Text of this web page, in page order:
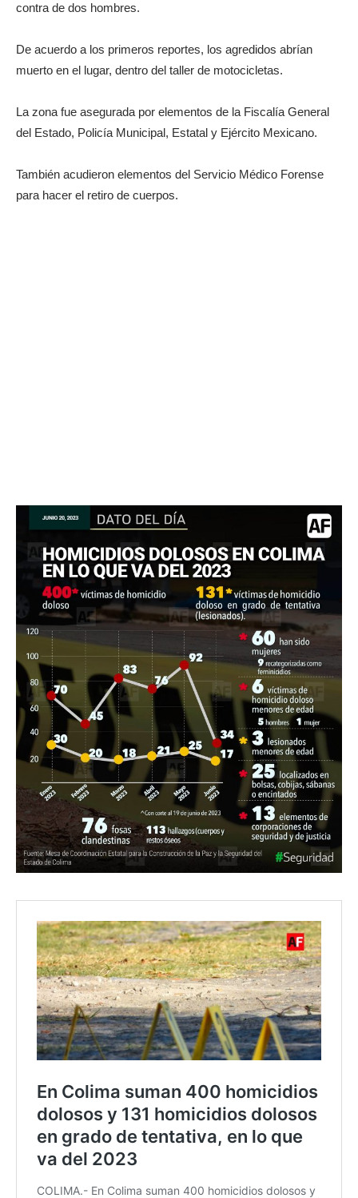
contra de dos hombres.
De acuerdo a los primeros reportes, los agredidos abrían
muerto en el lugar, dentro del taller de motocicletas.
La zona fue asegurada por elementos de la Fiscalía General
del Estado, Policía Municipal, Estatal y Ejército Mexicano.
También acudieron elementos del Servicio Médico Forense
para hacer el retiro de cuerpos.